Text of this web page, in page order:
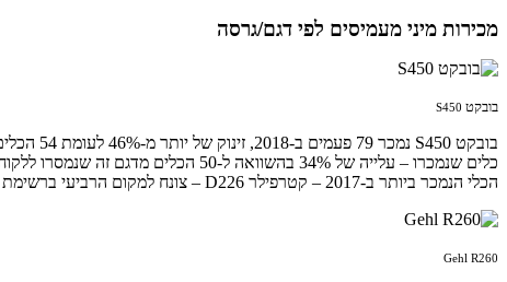
מכירות מיני מעמיסים לפי דגם/גרסה
בובקט S450
כלים שנמכרו – עלייה של 34% בהשוואה ל-50 הכלים מדגם זה שנמסרו ללקוחות ב-2017, אז הוא עוד מוקם חמישי ברשימה.
הכלי הנמכר ביותר ב-2017 – קטרפילר D226 – צונח למקום הרביעי ברשימת הכלים והדגמים הנמכרים ביותר ב-2018, רושם ירידה של כמעט 20% בביקוש – מ-61 כלים מדגם זה שנמכרו ב-2017, לעומת 49 שנמכרו ב-2018.
Gehl R260